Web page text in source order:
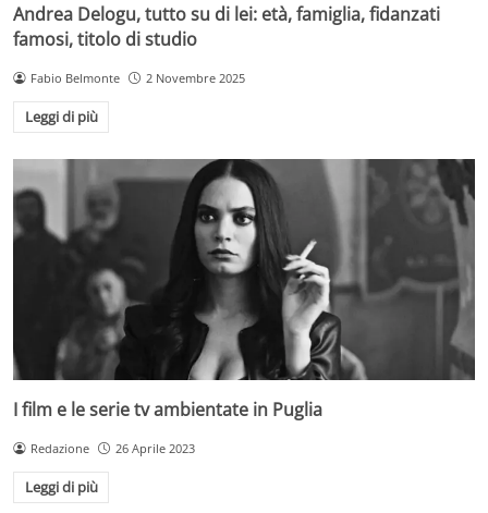
Andrea Delogu, tutto su di lei: età, famiglia, fidanzati
famosi, titolo di studio
Fabio Belmonte 2 Novembre 2025
Leggi di più
I film e le serie tv ambientate in Puglia
Redazione 26 Aprile 2023
Leggi di più